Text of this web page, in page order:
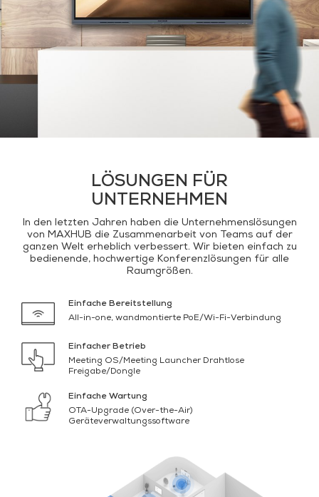
LÖSUNGEN FÜR
UNTERNEHMEN
In den letzten Jahren haben die Unternehmenslösungen
von MAXHUB die Zusammenarbeit von Teams auf der
ganzen Welt erheblich verbessert. Wir bieten einfach zu
bedienende, hochwertige Konferenzlösungen für alle
Raumgrößen.
Einfache Bereitstellung
All-in-one, wandmontierte PoE/Wi-Fi-Verbindung
Einfacher Betrieb
Meeting OS/Meeting Launcher Drahtlose
Freigabe/Dongle
Einfache Wartung
OTA-Upgrade (Over-the-Air)
Geräteverwaltungssoftware